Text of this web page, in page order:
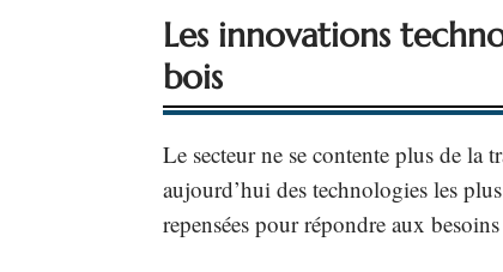
Les innovations
bois
Le secteur ne se contente plus de la
aujourd’hui des technologies les
repensées pour répondre aux